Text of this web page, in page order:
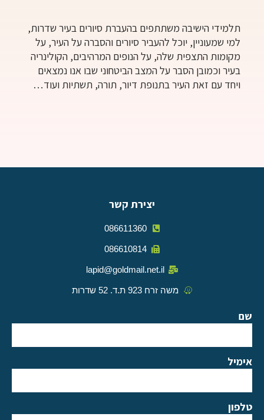
תלמידי הישיבה משתתפים בהעברת סיורים בעיר שדרות,
למי שמעוניין, יוכל להעביר סיורים והסברה על העיר, על
מקומות התצפית שלה, על הנופים המרהיבים, הקולינריה
בעיר וכמובן הסבר על המצב הביטחוני שבו אנו נמצאים
ויחד עם זאת העיר בתנופת דיור, תורה, תשתיות ועוד…
יצירת קשר
086611360
086610814
lapid@goldmail.net.il
משה זרח 923 ת.ד. 52 שדרות
שם
אימיל
טלפון